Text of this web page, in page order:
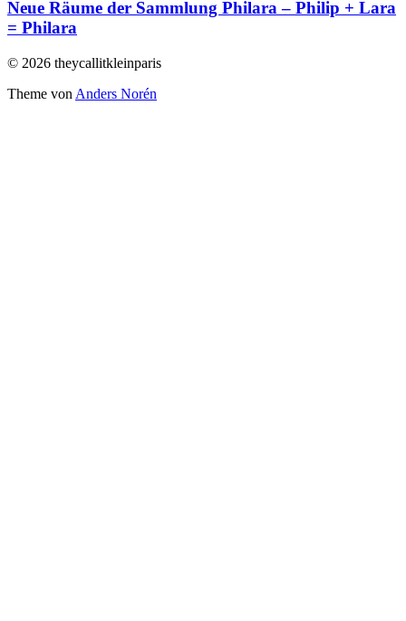
Neue Räume der Sammlung Philara – Philip + Lara
= Philara
© 2026 theycallitkleinparis
Theme von Anders Norén